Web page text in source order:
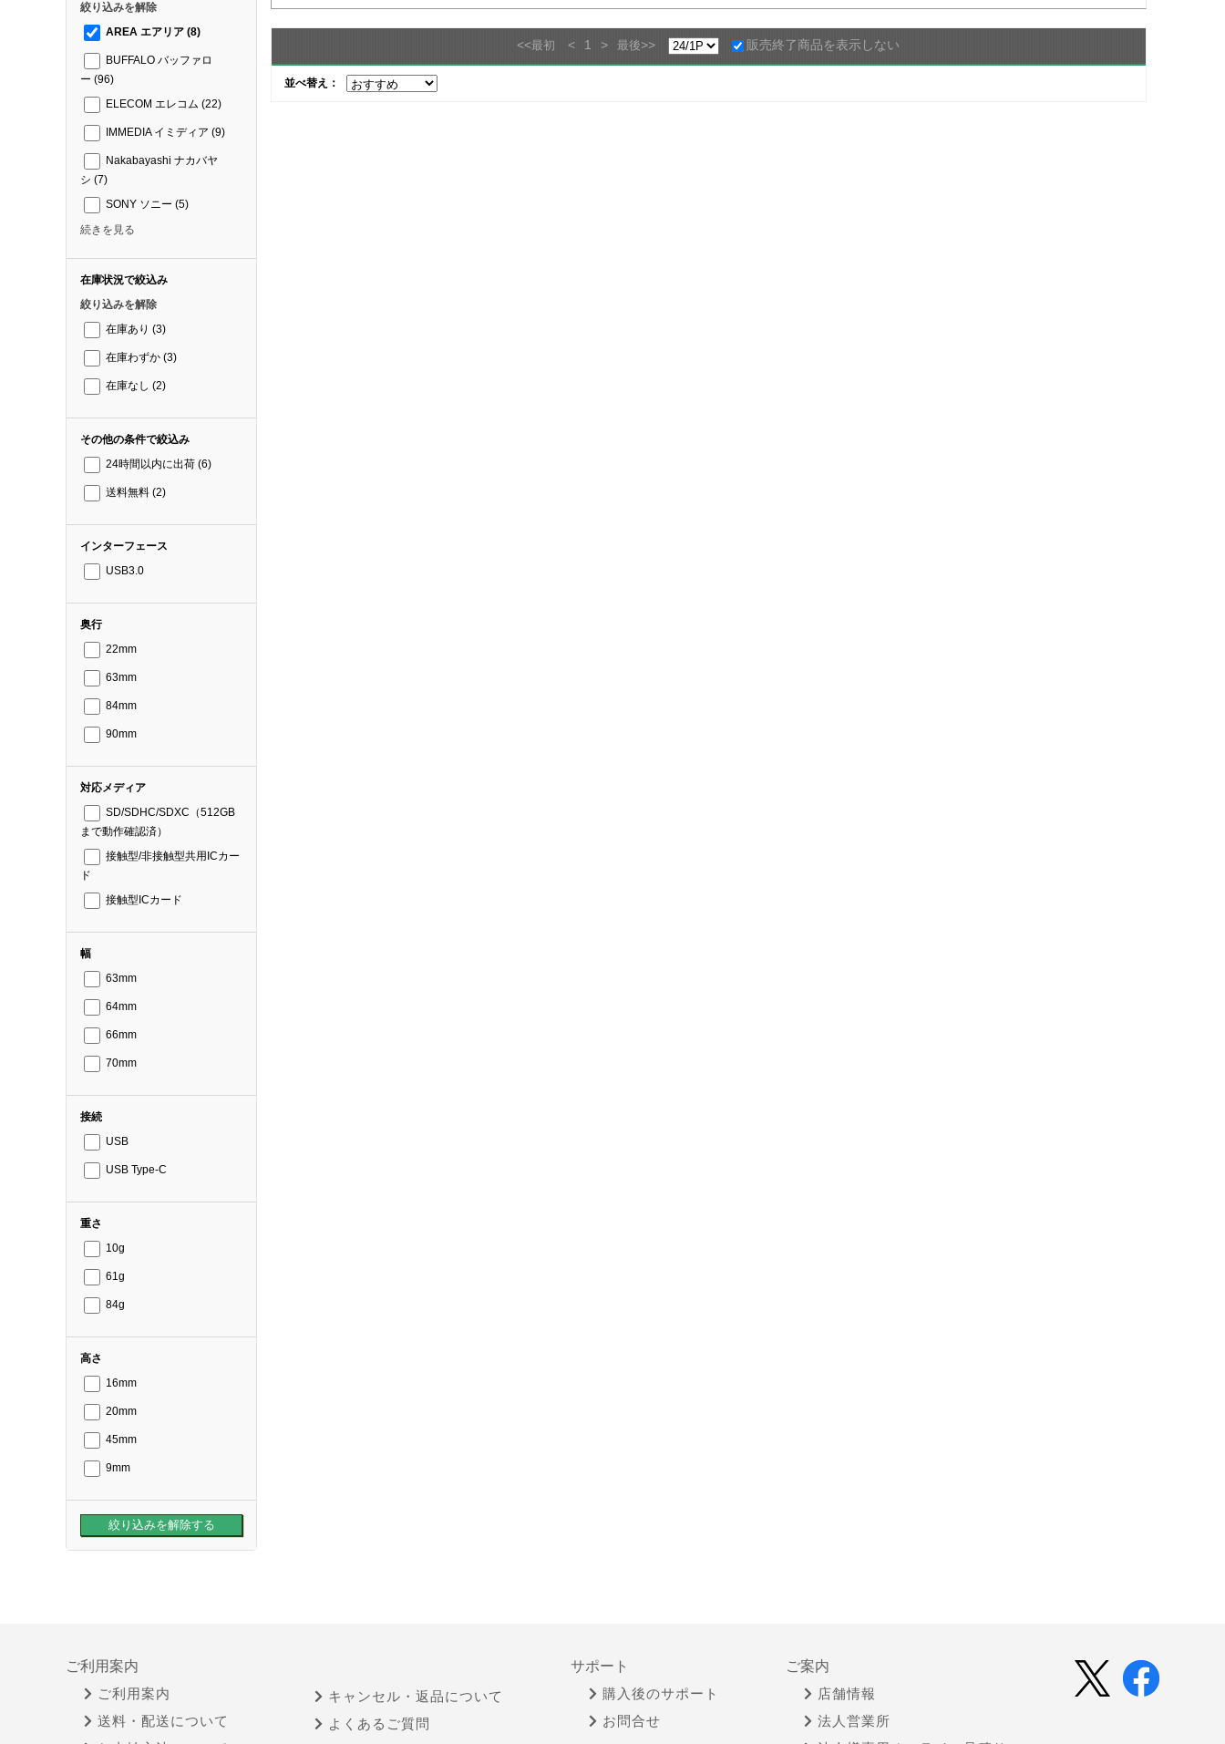
絞り込みを解除
AREA エアリア (8)
BUFFALO バッファロ
ー (96)
ELECOM エレコム (22)
IMMEDIA イミディア (9)
Nakabayashi ナカバヤ
シ (7)
SONY ソニー (5)
続きを見る
在庫状況で絞込み
絞り込みを解除
在庫あり (3)
在庫わずか (3)
在庫なし (2)
その他の条件で絞込み
24時間以内に出荷 (6)
送料無料 (2)
インターフェース
USB3.0
奥行
22mm
63mm
84mm
90mm
対応メディア
SD/SDHC/SDXC（512GB
まで動作確認済）
接触型/非接触型共用ICカー
ド
接触型ICカード
幅
63mm
64mm
66mm
70mm
接続
USB
USB Type-C
重さ
10g
61g
84g
高さ
16mm
20mm
45mm
9mm
<<最初 < 1 > 最後>> 販売終了商品を表示しない
並べ替え：
ご利用案内
ご利用案内
送料・配送について
キャンセル・返品について
よくあるご質問
サポート
購入後のサポート
お問合せ
ご案内
店舗情報
法人営業所